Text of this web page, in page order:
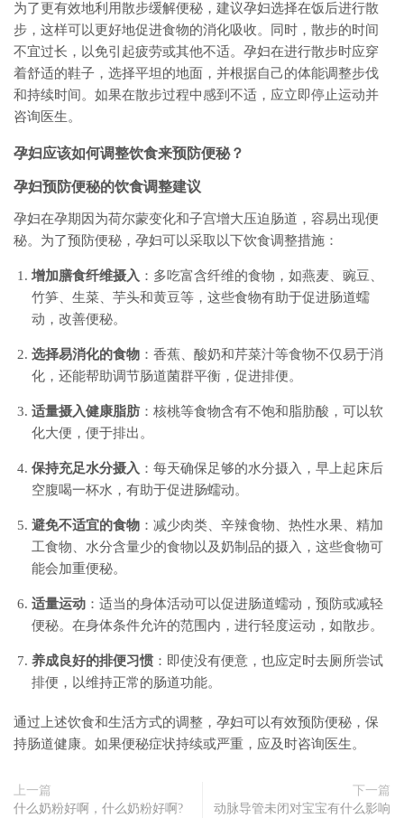
为了更有效地利用散步缓解便秘，建议孕妇选择在饭后进行散
步，这样可以更好地促进食物的消化吸收。同时，散步的时间
不宜过长，以免引起疲劳或其他不适。孕妇在进行散步时应穿
着舒适的鞋子，选择平坦的地面，并根据自己的体能调整步伐
和持续时间。如果在散步过程中感到不适，应立即停止运动并
咨询医生。
孕妇应该如何调整饮食来预防便秘？
孕妇预防便秘的饮食调整建议
孕妇在孕期因为荷尔蒙变化和子宫增大压迫肠道，容易出现便
秘。为了预防便秘，孕妇可以采取以下饮食调整措施：
增加膳食纤维摄入 ：多吃富含纤维的食物，如燕麦、豌豆、
竹笋、生菜、芋头和黄豆等，这些食物有助于促进肠道蠕
动，改善便秘。
选择易消化的食物 ：香蕉、酸奶和芹菜汁等食物不仅易于消
化，还能帮助调节肠道菌群平衡，促进排便。
适量摄入健康脂肪 ：核桃等食物含有不饱和脂肪酸，可以软
化大便，便于排出。
保持充足水分摄入 ：每天确保足够的水分摄入，早上起床后
空腹喝一杯水，有助于促进肠蠕动。
避免不适宜的食物 ：减少肉类、辛辣食物、热性水果、精加
工食物、水分含量少的食物以及奶制品的摄入，这些食物可
能会加重便秘。
适量运动 ：适当的身体活动可以促进肠道蠕动，预防或减轻
便秘。在身体条件允许的范围内，进行轻度运动，如散步。
养成良好的排便习惯 ：即使没有便意，也应定时去厕所尝试
排便，以维持正常的肠道功能。
通过上述饮食和生活方式的调整，孕妇可以有效预防便秘，保
持肠道健康。如果便秘症状持续或严重，应及时咨询医生。
上一篇
什么奶粉好啊，什么奶粉好啊?
下一篇
动脉导管未闭对宝宝有什么影响